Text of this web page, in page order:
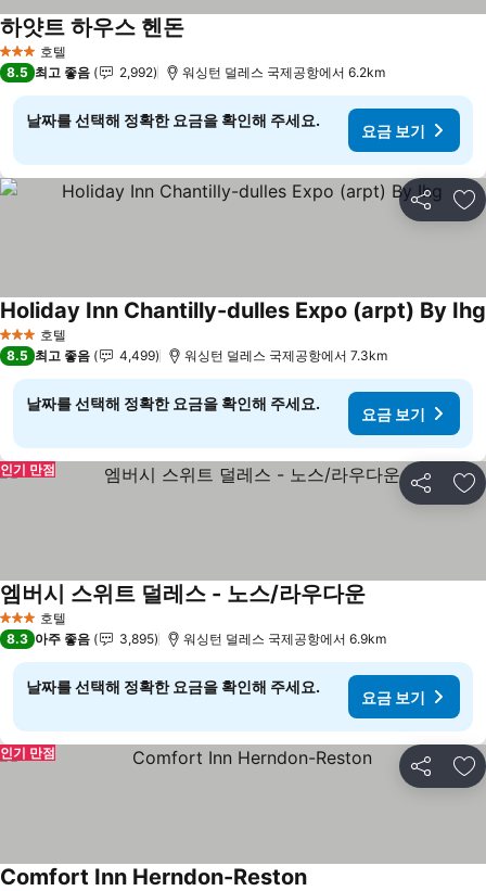
3 성급 호텔
하얏트 하우스 헨돈
8.5 최고 좋음 2,992 워싱턴 덜레스 국제공항에서 6.2km
날짜를 선택해 정확한 요금을 확인해 주세요.
요금 보기
공유 즐
3 성급 호텔
Holiday Inn Chantilly-dulles Expo (arpt) By Ihg
8.5 최고 좋음 4,499 워싱턴 덜레스 국제공항에서 7.3km
날짜를 선택해 정확한 요금을 확인해 주세요.
요금 보기
공유 즐
인기 만점
3 성급 호텔
엠버시 스위트 덜레스 - 노스/라우다운
8.3 아주 좋음 3,895 워싱턴 덜레스 국제공항에서 6.9km
날짜를 선택해 정확한 요금을 확인해 주세요.
요금 보기
공유 즐
인기 만점
Comfort Inn Herndon-Reston